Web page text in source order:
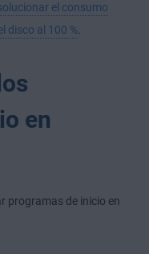
el consumo
disco al 100 %
en
programas de inicio en